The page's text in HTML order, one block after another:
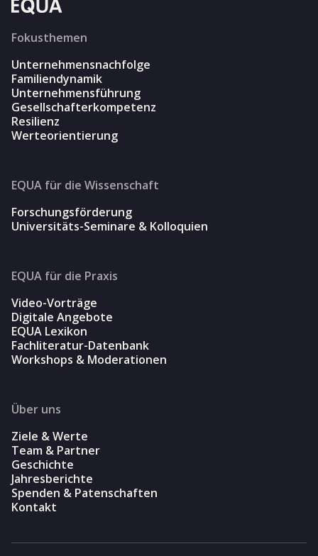
Fokusthemen
Unternehmensnachfolge
Familiendynamik
Unternehmensführung
Gesellschafterkompetenz
Resilienz
Werteorientierung
EQUA für die Wissenschaft
Forschungsförderung
Universitäts-Seminare & Kolloquien
EQUA für die Praxis
Video-Vorträge
Digitale Angebote
EQUA Lexikon
Fachliteratur-Datenbank
Workshops & Moderationen
Über uns
Ziele & Werte
Team & Partner
Geschichte
Jahresberichte
Spenden & Patenschaften
Kontakt